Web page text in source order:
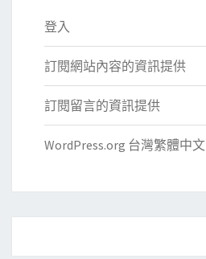
登入
訂閱網站內容的資訊提供
訂閱留言的資訊提供
WordPress.org 台灣繁體中文